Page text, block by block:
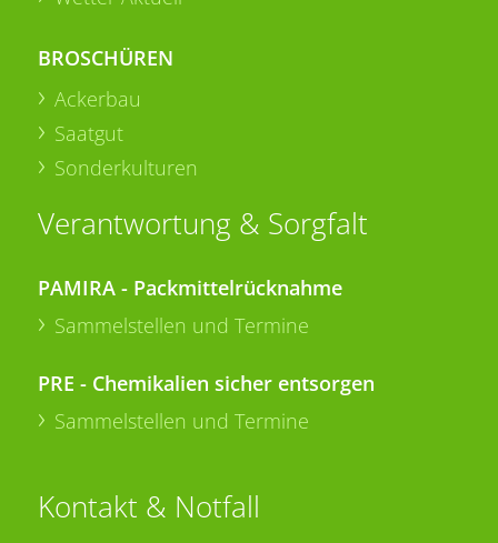
BROSCHÜREN
Ackerbau
Saatgut
Sonderkulturen
Verantwortung & Sorgfalt
PAMIRA - Packmittelrücknahme
Sammelstellen und Termine
PRE - Chemikalien sicher entsorgen
Sammelstellen und Termine
Kontakt & Notfall